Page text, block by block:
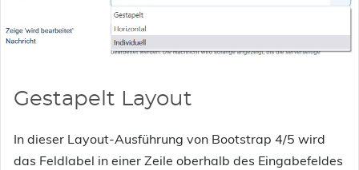
Gestapelt Layout
In dieser Layout-Ausführung von Bootstrap 4/5 wird
das Feldlabel in einer Zeile oberhalb des Eingabefeldes